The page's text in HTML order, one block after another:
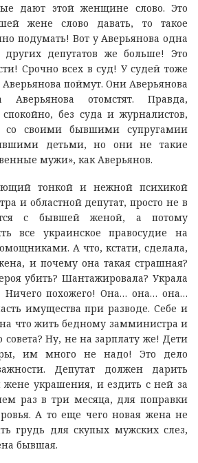
дают этой женщине слово. Это
жене слово давать, то такое
подумать! Вот у Аверьянова одна
депутатов же больше! Это
Срочно всех в суд! У судей тоже
поймут. Они Аверьянова
отомстят. Правда,
без суда и журналистов,
своими бывшими супругамии
детьми, но они не такие
мужи», как Аверьянов.
тонкой и нежной психикой
и областной депутат, просто не в
с бывшей женой, а потому
все украинское правосудие на
А что, кстати, сделала,
и почему она такая страшная?
убить? Шантажировала? Украла
Ничего похожего! Она… она… она…
имущества при разводе. Себе и
что жить бедному замминистра и
совета? Ну, не на зарплату же! Дети
им много не надо! Это дело
Депутат должен дарить
жене украшения, и ездить с ней за
раз в три месяца, для поправки
А то еще чего новая жена не
грудь для скупых мужских слез,
бывшая.